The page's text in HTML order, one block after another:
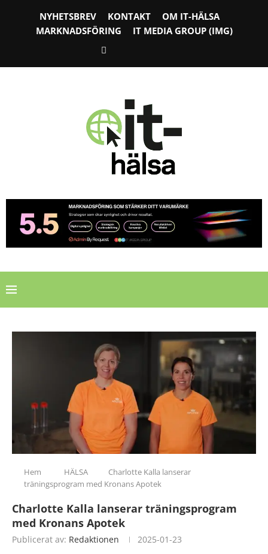
NYHETSBREV KONTAKT
OM IT-HÄLSA
MARKNADSFÖRING
IT MEDIA GROUP (IMG)
Hem HÄLSA
Charlotte Kalla lanserar
träningsprogram med Kronans Apotek
Charlotte Kalla lanserar träningsprogram
med Kronans Apotek
Publicerat av: Redaktionen 2025-01-23